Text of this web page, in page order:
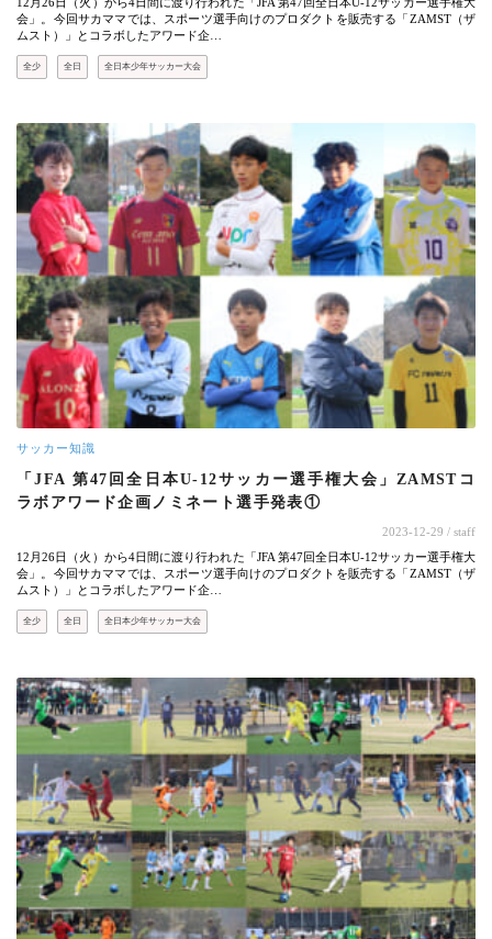
会」。今回サカママでは、スポーツ選手向けのプロダクトを販売する「ZAMST（ザ
ムスト）」とコラボしたアワード企…
全少 全日 全日本少年サッカー大会
サッカー知識
「JFA 第47回全日本U-12サッカー選手権大会」ZAMSTコ
ラボアワード企画ノミネート選手発表①
2023-12-29 / staff
12月26日（火）から4日間に渡り行われた「JFA 第47回全日本U-12サッカー選手権大
会」。今回サカママでは、スポーツ選手向けのプロダクトを販売する「ZAMST（ザ
ムスト）」とコラボしたアワード企…
全少 全日 全日本少年サッカー大会